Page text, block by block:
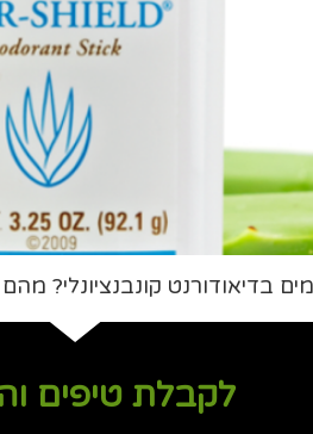
קונבנציונלי? מהם
לקבלת טיפים